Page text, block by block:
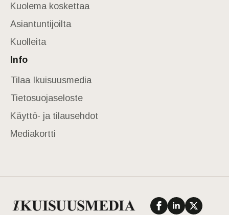
Kuolema koskettaa
Asiantuntijoilta
Kuolleita
Info
Tilaa Ikuisuusmedia
Tietosuojaseloste
Käyttö- ja tilausehdot
Mediakortti